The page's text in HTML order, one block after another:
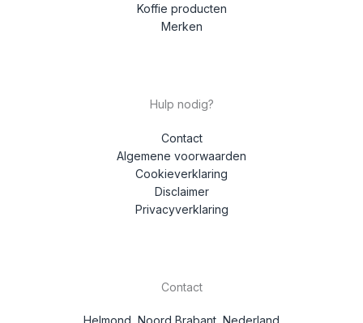
Koffie producten
Merken
Hulp nodig?
Contact
Algemene voorwaarden
Cookieverklaring
Disclaimer
Privacyverklaring
Contact
Helmond, Noord Brabant, Nederland